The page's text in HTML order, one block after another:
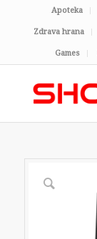
Apoteka
Zdrava hrana
Games